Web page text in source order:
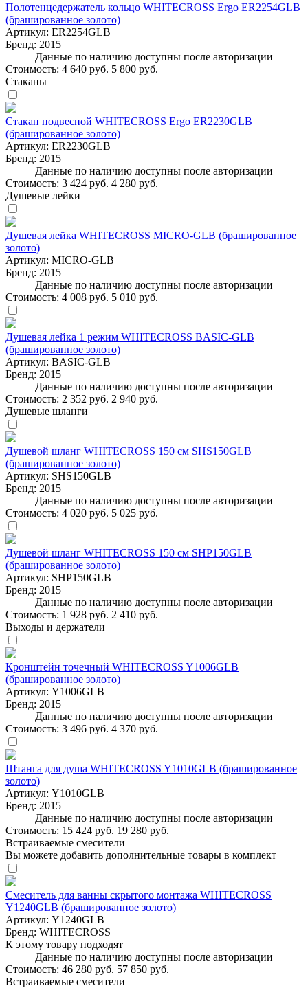
Полотенцедержатель кольцо WHITECROSS Ergo ER2254GLB
(брашированное золото)
Артикул: ER2254GLB
Бренд: 2015
Данные по наличию доступны после авторизации
Стоимость: 4 640 руб. 5 800 руб.
Стаканы
Стакан подвесной WHITECROSS Ergo ER2230GLB
(брашированное золото)
Артикул: ER2230GLB
Бренд: 2015
Данные по наличию доступны после авторизации
Стоимость: 3 424 руб. 4 280 руб.
Душевые лейки
Душевая лейка WHITECROSS MICRO-GLB (брашированное
золото)
Артикул: MICRO-GLB
Бренд: 2015
Данные по наличию доступны после авторизации
Стоимость: 4 008 руб. 5 010 руб.
Душевая лейка 1 режим WHITECROSS BASIC-GLB
(брашированное золото)
Артикул: BASIC-GLB
Бренд: 2015
Данные по наличию доступны после авторизации
Стоимость: 2 352 руб. 2 940 руб.
Душевые шланги
Душевой шланг WHITECROSS 150 см SHS150GLB
(брашированное золото)
Артикул: SHS150GLB
Бренд: 2015
Данные по наличию доступны после авторизации
Стоимость: 4 020 руб. 5 025 руб.
Душевой шланг WHITECROSS 150 см SHP150GLB
(брашированное золото)
Артикул: SHP150GLB
Бренд: 2015
Данные по наличию доступны после авторизации
Стоимость: 1 928 руб. 2 410 руб.
Выходы и держатели
Кронштейн точечный WHITECROSS Y1006GLB
(брашированное золото)
Артикул: Y1006GLB
Бренд: 2015
Данные по наличию доступны после авторизации
Стоимость: 3 496 руб. 4 370 руб.
Штанга для душа WHITECROSS Y1010GLB (брашированное
золото)
Артикул: Y1010GLB
Бренд: 2015
Данные по наличию доступны после авторизации
Стоимость: 15 424 руб. 19 280 руб.
Встраиваемые смесители
Вы можете добавить дополнительные товары в комплект
Смеситель для ванны скрытого монтажа WHITECROSS
Y1240GLB (брашированное золото)
Артикул: Y1240GLB
Бренд: WHITECROSS
К этому товару подходят
Данные по наличию доступны после авторизации
Стоимость: 46 280 руб. 57 850 руб.
Встраиваемые смесители